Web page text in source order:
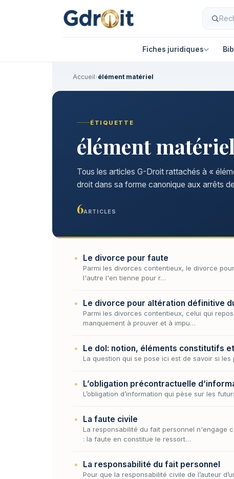
Fiches juridiques
Accueil›élément matériel
ÉTIQUETTE
élément matériel
Tous les articles G-Droit rattachés à «
droit dans sa forme canonique aux arrêts
6ARTICLES
Le divorce pour faute
Parmi les divorces contentieux, le divorce
l'autre l'en tienne pour r…
Le divorce pour altération définitive
Parmi les divorces contentieux, celui qui
manquement à prouver et à impu…
Le dol: notion, éléments constitutifs
La question qui se pose ici est de savoir si les
L’obligation précontractuelle
L’obligation d’information qui pèse sur les
La faute civile
La responsabilité du fait personnel n'engage
: la faute en constitue le ressort…
La responsabilité du fait personnel
Pour que la responsabilité civile de l’auteur